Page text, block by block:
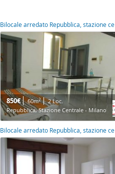
Bilocale arredato Repubblica, stazione
850€ 60m2
2 Loc.
Repubblica, Stazione Centrale - Milano
Bilocale arredato Repubblica, stazione